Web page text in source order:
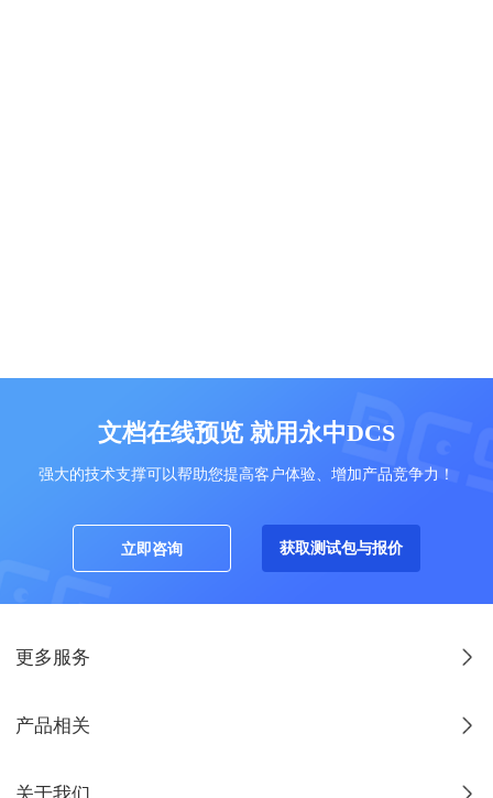
文档在线预览 就用永中DCS
强大的技术支撑可以帮助您提高客户体验、增加产品竞争力！
立即咨询 获取测试包与报价
更多服务
产品相关